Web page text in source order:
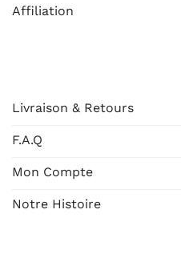
Affiliation
Livraison & Retours
F.A.Q
Mon Compte
Notre Histoire